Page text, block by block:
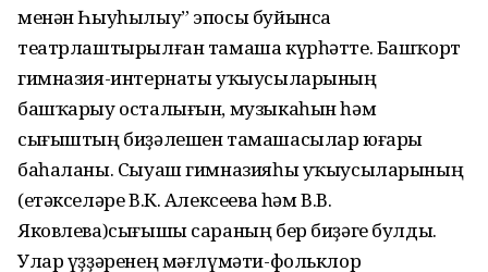
менән Һыуһылыу” эпосы буйынса
театрлаштырылған тамаша күрһәтте. Башҡорт
гимназия-интернаты уҡыусыларының
башҡарыу осталығын, музыкаһын һәм
сығыштың биҙәлешен тамашасылар юғары
баһаланы. Сыуаш гимназияһы уҡыусыларының
(етәкселәре В.К. Алексеева һәм В.В.
Яковлева)сығышы сараның бер биҙәге булды.
Улар үҙҙәренең мәғлүмәти-фольклор